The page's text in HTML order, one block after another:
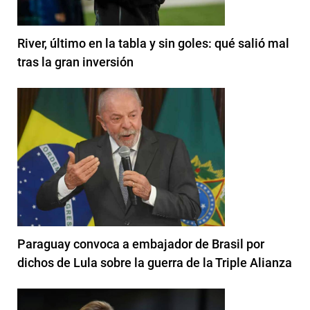
River, último en la tabla y sin goles: qué salió mal
tras la gran inversión
Paraguay convoca a embajador de Brasil por
dichos de Lula sobre la guerra de la Triple Alianza